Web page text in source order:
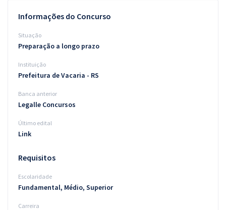
Questões grátis
Blog
Aprovados
Atendimento
Informações do Concurso
Situação
Preparação a longo prazo
Instituição
Prefeitura de Vacaria - RS
Banca anterior
Legalle Concursos
Último edital
Link
Requisitos
Escolaridade
Fundamental, Médio, Superior
Carreira